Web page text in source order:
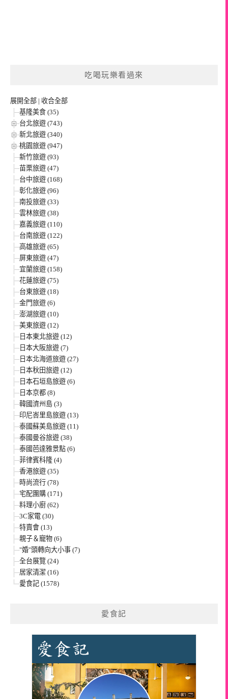
吃喝玩樂看過來
展開全部 | 收合全部
基隆美食 (35)
台北旅遊 (743)
新北旅遊 (340)
桃園旅遊 (947)
新竹旅遊 (93)
苗栗旅遊 (47)
台中旅遊 (168)
彰化旅遊 (96)
南投旅遊 (33)
雲林旅遊 (38)
嘉義旅遊 (110)
台南旅遊 (122)
高雄旅遊 (65)
屏東旅遊 (47)
宜蘭旅遊 (158)
花蓮旅遊 (75)
台東旅遊 (18)
金門旅遊 (6)
澎湖旅遊 (10)
美東旅遊 (12)
日本東北旅遊 (12)
日本大阪旅遊 (7)
日本北海道旅遊 (27)
日本秋田旅遊 (12)
日本石垣島旅遊 (6)
日本京都 (8)
韓國濟州島 (3)
印尼峇里島旅遊 (13)
泰國蘇美島旅遊 (11)
泰國曼谷旅遊 (38)
泰國芭達雅景點 (6)
菲律賓科隆 (4)
香港旅遊 (35)
時尚流行 (78)
宅配團購 (171)
料理小廚 (62)
3C家電 (30)
特賣會 (13)
親子＆寵物 (6)
"婚"頭轉向大小事 (7)
全台展覽 (24)
居家清潔 (16)
愛食記 (1578)
愛食記